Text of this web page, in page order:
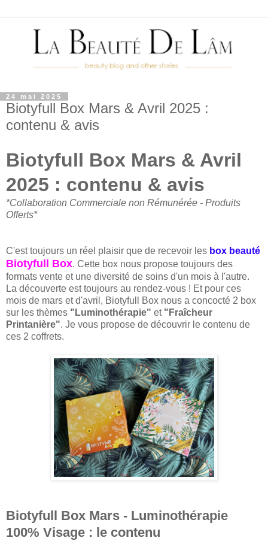
24 mai 2025
Biotyfull Box Mars & Avril 2025 :
contenu & avis
Biotyfull Box Mars & Avril
2025 : contenu & avis
*Collaboration Commerciale non Rémunérée - Produits
Offerts*
C'est toujours un réel plaisir que de recevoir les box beauté
Biotyfull Box. Cette box nous propose toujours des
formats vente et une diversité de soins d'un mois à l'autre.
La découverte est toujours au rendez-vous ! Et pour ces
mois de mars et d'avril, Biotyfull Box nous a concocté 2 box
sur les thèmes "Luminothérapie" et "Fraîcheur
Printanière". Je vous propose de découvrir le contenu de
ces 2 coffrets.
Biotyfull Box Mars - Luminothérapie
100% Visage : le contenu